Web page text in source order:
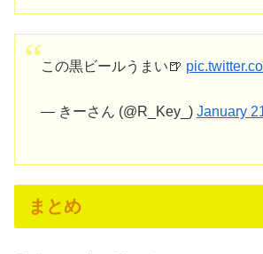
この黒ビールうまい🍺
— きーさん (@R_Key_) January
まとめ